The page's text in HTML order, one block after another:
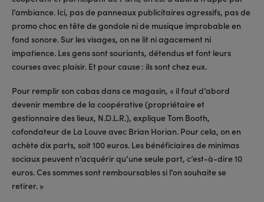
l’ambiance. Ici, pas de panneaux publicitaires agressifs, pas de
promo choc en tête de gondole ni de musique improbable en
fond sonore. Sur les visages, on ne lit ni agacement ni
impatience. Les gens sont souriants, détendus et font leurs
courses avec plaisir. Et pour cause : ils sont chez eux.
Pour remplir son cabas dans ce magasin, « il faut d’abord
devenir membre de la coopérative (propriétaire et
gestionnaire des lieux, N.D.L.R.), explique Tom Booth,
cofondateur de La Louve avec Brian Horian. Pour cela, on en
achète dix parts, soit 100 euros. Les bénéficiaires de minimas
sociaux peuvent n’acquérir qu’une seule part, c’est-à-dire 10
euros. Ces sommes sont remboursables si l’on souhaite se
retirer. »